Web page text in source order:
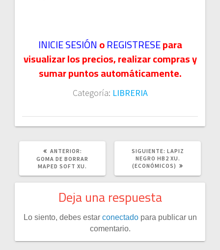
INICIE SESIÓNoREGISTRESEpara
visualizar los precios, realizar compras y
sumar puntos automáticamente.
Categoría: LIBRERIA
ANTERIOR:
ANTERIOR:
GOMA DE BORRAR
MAPED SOFT XU.
SIGUIENTE: SIGUIENTE
POST:
LAPIZ
NEGRO HB2 XU.
(ECONÓMICOS)
Deja una respuesta
Lo siento, debes estar conectadopara publicar un
comentario.